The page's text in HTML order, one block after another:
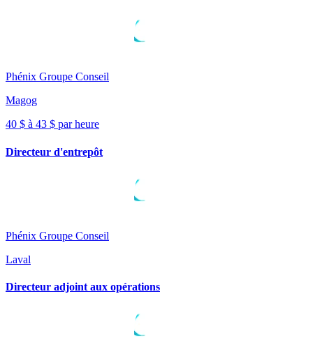
Phénix Groupe Conseil
Magog
40 $ à 43 $ par heure
Directeur d'entrepôt
Phénix Groupe Conseil
Laval
Directeur adjoint aux opérations